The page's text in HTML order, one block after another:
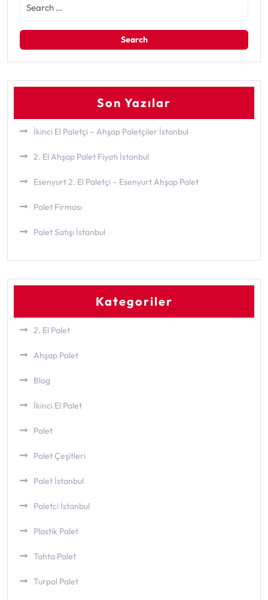
Son Yazılar
İkinci El Paletçi – Ahşap Paletçiler İstanbul
2. El Ahşap Palet Fiyatı İstanbul
Esenyurt 2. El Paletçi – Esenyurt Ahşap Palet
Palet Firması
Palet Satışı İstanbul
Kategoriler
2. El Palet
Ahşap Palet
Blog
İkinci El Palet
Palet
Palet Çeşitleri
Palet İstanbul
Paletci İstanbul
Plastik Palet
Tahta Palet
Turpal Palet